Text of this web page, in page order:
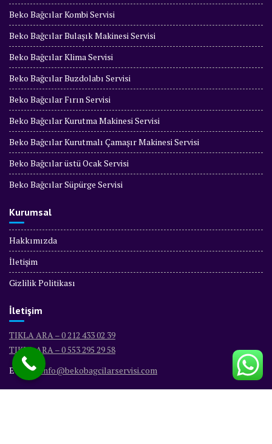
Beko Bağcılar Kombi Servisi
Beko Bağcılar Bulaşık Makinesi Servisi
Beko Bağcılar Klima Servisi
Beko Bağcılar Buzdolabı Servisi
Beko Bağcılar Fırın Servisi
Beko Bağcılar Kurutma Makinesi Servisi
Beko Bağcılar Kurutmalı Çamaşır Makinesi Servisi
Beko Bağcılar üstü Ocak Servisi
Beko Bağcılar Süpürge Servisi
Kurumsal
Hakkımızda
İletişim
Gizlilik Politikası
İletişim
TIKLA ARA – 0 212 433 02 39
TIKLA ARA – 0 553 295 29 58
E-Mail : info@bekobagcilarservisi.com